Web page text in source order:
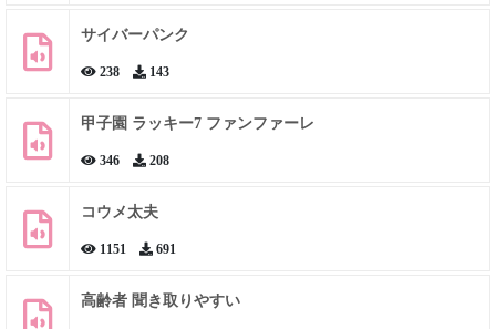
サイバーパンク
238 143
甲子園 ラッキー7 ファンファーレ
346 208
コウメ太夫
1151 691
高齢者 聞き取りやすい